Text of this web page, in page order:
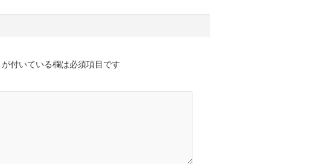
が付いている欄は必須項目です